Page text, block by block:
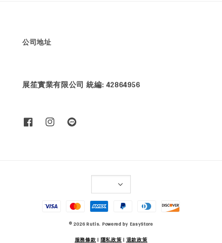
公司地址
展笙實業有限公司 統編: 42864956
© 2026 Rutis. Powered by EasyStore
服務條款| 隱私政策| 退款政策